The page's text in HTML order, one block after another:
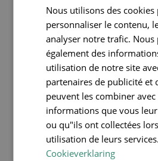
de conseillers SBB.
Bonne lecture !
Nous utilisons des cookies
personnaliser le contenu,
analyser notre trafic. Nous
également des
utilisation de notre site
partenaires de publicité et
peuvent les combiner
informations que vous
ou qu"ils ont collectées
utilisation de leurs services.
Cookieverklaring